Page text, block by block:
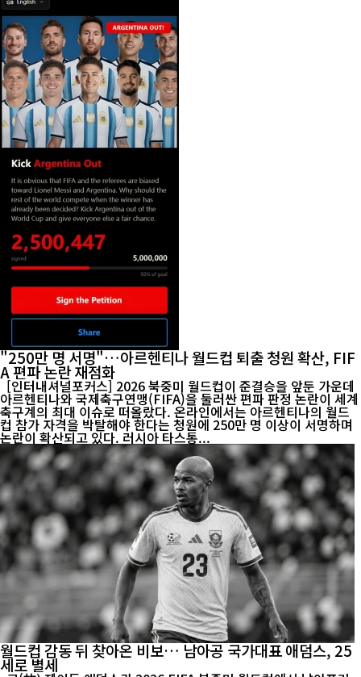
"250만 명 서명"…아르헨티나 월드컵 퇴출 청원 확산, FIF
A 편파 논란 재점화
[인터내셔널포커스] 2026 북중미 월드컵이 준결승을 앞둔 가운데
아르헨티나와 국제축구연맹(FIFA)을 둘러싼 편파 판정 논란이 세계
축구계의 최대 이슈로 떠올랐다. 온라인에서는 아르헨티나의 월드
컵 참가 자격을 박탈해야 한다는 청원에 250만 명 이상이 서명하며
논란이 확산되고 있다. 러시아 타스통...
월드컵 감동 뒤 찾아온 비보… 남아공 국가대표 애덤스, 25
세로 별세